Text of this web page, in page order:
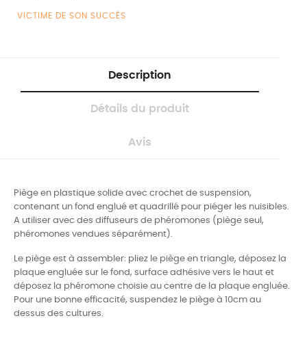
VICTIME DE SON SUCCÈS
Description
Détails du produit
Avis
Piège en plastique solide avec crochet de suspension,
contenant un fond englué et quadrillé pour piéger les nuisibles.
A utiliser avec des diffuseurs de phéromones (piège seul,
phéromones vendues séparément).
Le piège est à assembler: pliez le piège en triangle, déposez la
plaque engluée sur le fond, surface adhésive vers le haut et
déposez la phéromone choisie au centre de la plaque engluée.
Pour une bonne efficacité, suspendez le piège à 10cm au
dessus des cultures.